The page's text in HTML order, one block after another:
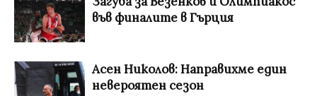
във финалите в Гърция
Асен Николов: Направихме един
невероятен сезон